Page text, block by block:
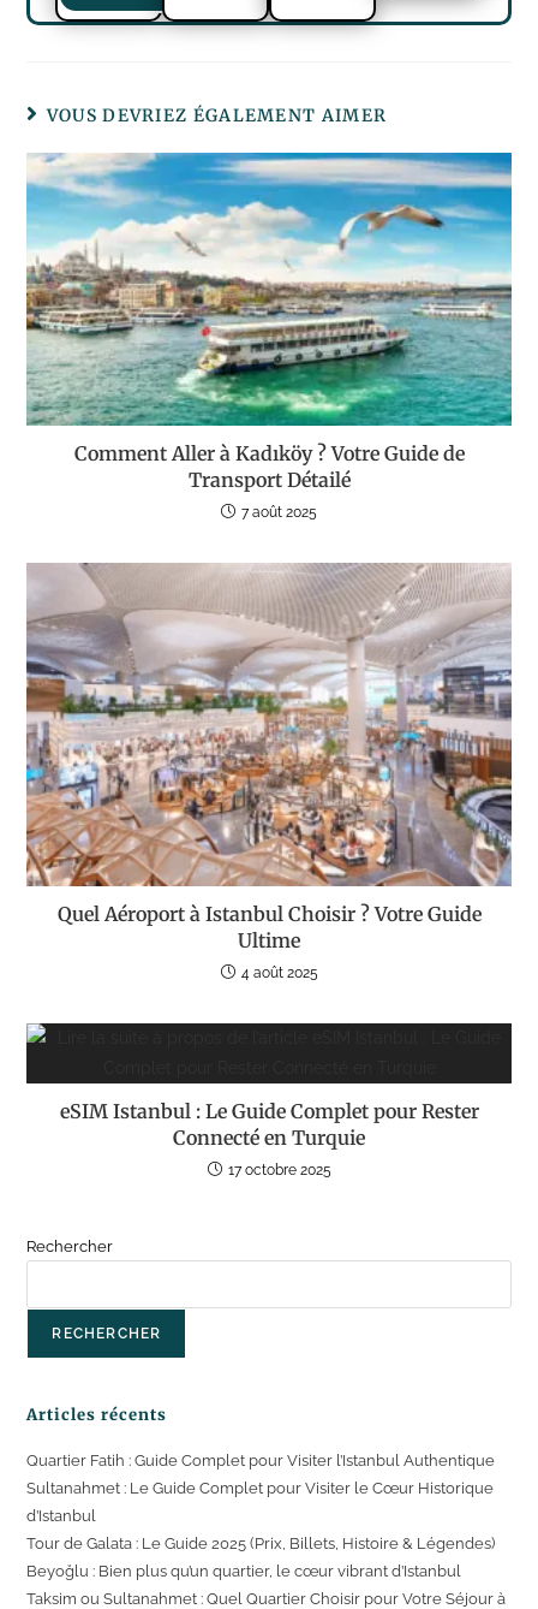
VOUS DEVRIEZ ÉGALEMENT AIMER
Comment Aller à Kadıköy ? Votre Guide de
Transport Détailé
7 août 2025
Quel Aéroport à Istanbul Choisir ? Votre Guide
Ultime
4 août 2025
eSIM Istanbul : Le Guide Complet pour Rester
Connecté en Turquie
17 octobre 2025
Rechercher
RECHERCHER
Articles récents
Quartier Fatih : Guide Complet pour Visiter l’Istanbul Authentique
Sultanahmet : Le Guide Complet pour Visiter le Cœur Historique
d’Istanbul
Tour de Galata : Le Guide 2025 (Prix, Billets, Histoire & Légendes)
Beyoğlu : Bien plus qu’un quartier, le cœur vibrant d’Istanbul
Taksim ou Sultanahmet : Quel Quartier Choisir pour Votre Séjour à